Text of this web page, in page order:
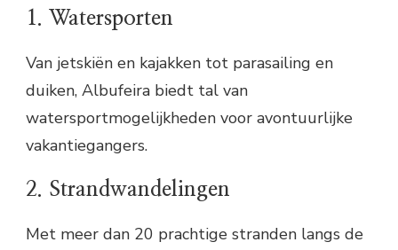
1. Watersporten
Van jetskiën en kajakken tot parasailing en
duiken, Albufeira biedt tal van
watersportmogelijkheden voor avontuurlijke
vakantiegangers.
2. Strandwandelingen
Met meer dan 20 prachtige stranden langs de